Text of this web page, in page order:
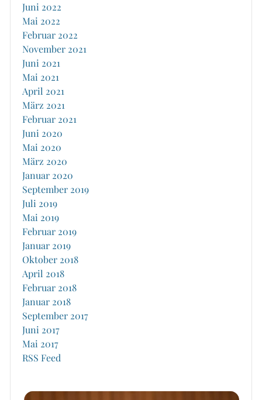
Juni 2022
Mai 2022
Februar 2022
November 2021
Juni 2021
Mai 2021
April 2021
März 2021
Februar 2021
Juni 2020
Mai 2020
März 2020
Januar 2020
September 2019
Juli 2019
Mai 2019
Februar 2019
Januar 2019
Oktober 2018
April 2018
Februar 2018
Januar 2018
September 2017
Juni 2017
Mai 2017
RSS Feed